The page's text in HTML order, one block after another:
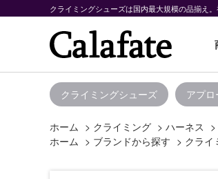
クライミングシューズは国内最大規模の品揃え
クライミングシューズ アプ
ホーム > クライミング > ハーネス >
ホーム > ブランドから探す > クライ